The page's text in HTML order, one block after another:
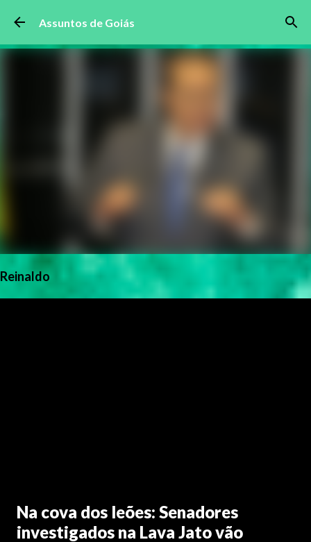
Pular para o conteúdo principal
Assuntos de Goiás
Reinaldo
Na cova dos leões: Senadores
investigados na Lava Jato vão